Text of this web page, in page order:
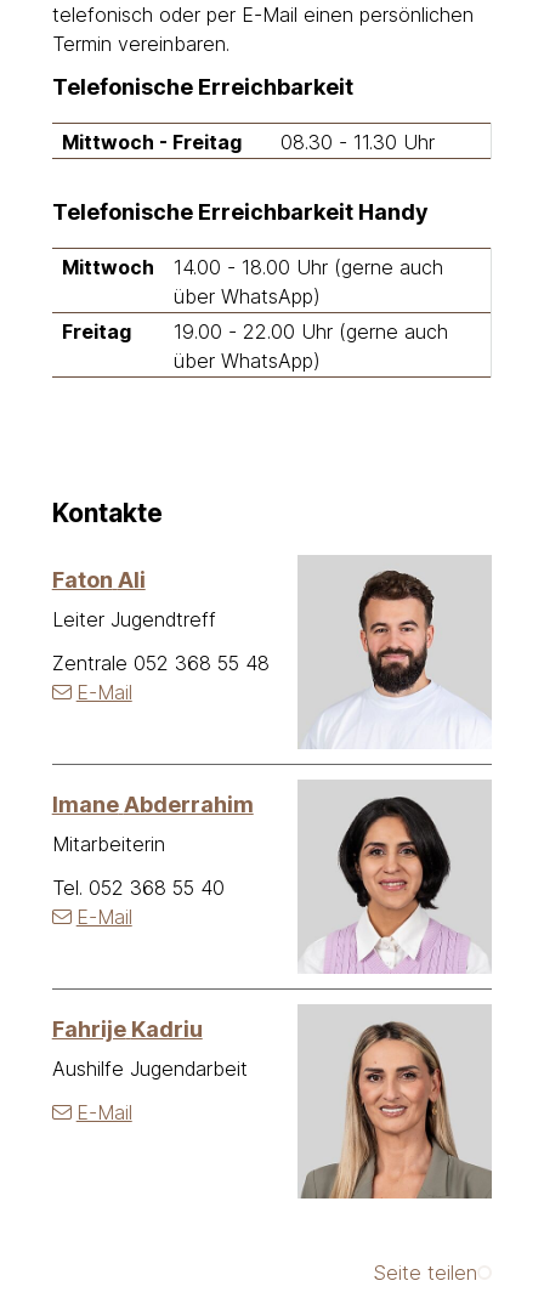
telefonisch oder per E-Mail einen persönlichen
Termin vereinbaren.
Telefonische Erreichbarkeit
Mittwoch - Freitag 08.30 - 11.30 Uhr
Telefonische Erreichbarkeit Handy
Mittwoch
14.00 - 18.00 Uhr (gerne auch
über WhatsApp)
Freitag
19.00 - 22.00 Uhr (gerne auch
über WhatsApp)
Kontakte
Faton Ali
Leiter Jugendtreff
Zentrale 052 368 55 48
E-Mail
Imane Abderrahim
Mitarbeiterin
Tel. 052 368 55 40
E-Mail
Fahrije Kadriu
Aushilfe Jugendarbeit
E-Mail
Seite teilen